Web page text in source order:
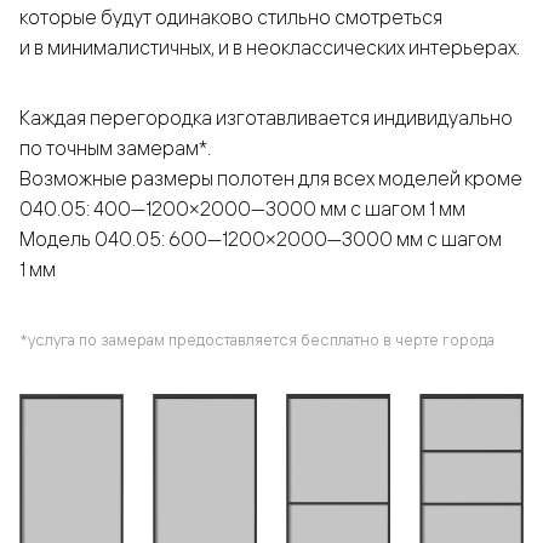
которые будут одинаково стильно смотреться
и в минималистичных, и в неоклассических интерьерах.
Каждая перегородка изготавливается индивидуально
по точным замерам*.
Возможные размеры полотен для всех моделей кроме
040.05: 400—1200×2000—3000 мм с шагом 1 мм
Модель 040.05: 600—1200×2000—3000 мм с шагом
1 мм
*услуга по замерам предоставляется бесплатно в черте города